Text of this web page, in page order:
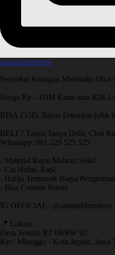
amanahfurniture
Penyekat Ruangan Minimalis Obat
Harga Rp. - (DM Kami atau Klik
BISA COD, Bayar Ditempat (s&k
BELI ? Tanya Tanya Dulu, Chat
Whatsapp. 081 229 525 525
- Material Kayu Mahoni Solid
- Cat Halus, Rapi
- Harga Termasuk Biaya
- Bisa Custom Warna
IG OFFICIAL : @amanahfurniture
📍 Lokasi :
Desa Sekuro RT 08/RW 02
Kec. Mlonggo - Kota Jepara, Jawa